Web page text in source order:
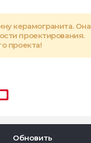
керамогранита. Она
проектирования.
проекта!
Обновить